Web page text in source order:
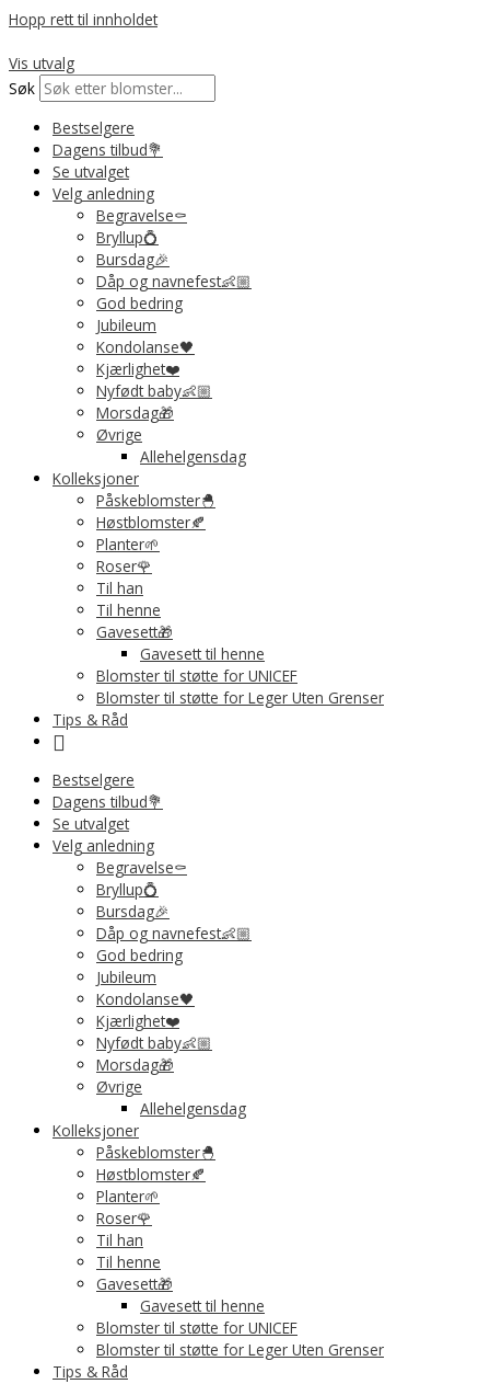
Hopp rett til innholdet
Vis utvalg
Søk
Bestselgere
Dagens tilbud💐
Se utvalget
Velg anledning
Begravelse⚰️
Bryllup💍
Bursdag🎉
Dåp og navnefest👶🏼
God bedring
Jubileum
Kondolanse🖤
Kjærlighet❤️
Nyfødt baby👶🏼
Morsdag🎁
Øvrige
Allehelgensdag
Kolleksjoner
Påskeblomster🐣
Høstblomster🍂
Planter🌱
Roser🌹
Til han
Til henne
Gavesett🎁
Gavesett til henne
Blomster til støtte for UNICEF
Blomster til støtte for Leger Uten Grenser
Tips & Råd
Bestselgere
Dagens tilbud💐
Se utvalget
Velg anledning
Begravelse⚰️
Bryllup💍
Bursdag🎉
Dåp og navnefest👶🏼
God bedring
Jubileum
Kondolanse🖤
Kjærlighet❤️
Nyfødt baby👶🏼
Morsdag🎁
Øvrige
Allehelgensdag
Kolleksjoner
Påskeblomster🐣
Høstblomster🍂
Planter🌱
Roser🌹
Til han
Til henne
Gavesett🎁
Gavesett til henne
Blomster til støtte for UNICEF
Blomster til støtte for Leger Uten Grenser
Tips & Råd